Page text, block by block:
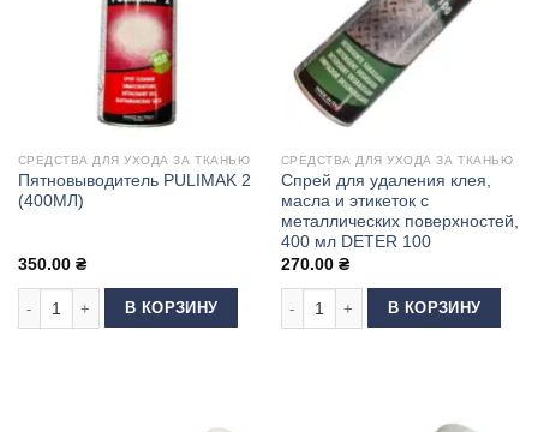
СРЕДСТВА ДЛЯ УХОДА ЗА ТКАНЬЮ
Пятновыводитель PULIMAK 2
(400МЛ)
350.00 ₴
Количество товара Пятновыводитель PULIMAK 2 (400МЛ)
В КОРЗИНУ
СРЕДСТВА ДЛЯ УХОДА ЗА ТКАНЬЮ
Спрей для удаления клея,
масла и этикеток с
металлических поверхностей,
400 мл DETER 100
270.00 ₴
Количество товара Спрей для
В КОРЗИНУ